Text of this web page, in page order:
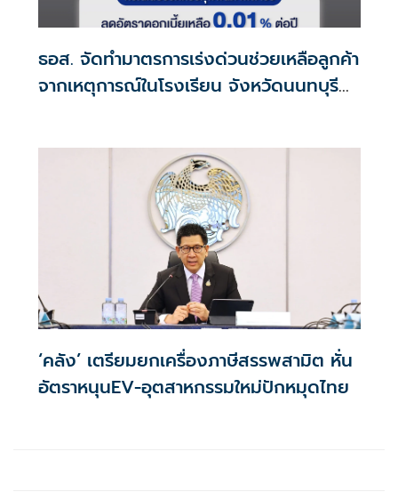
ธอส. จัดทำมาตรการเร่งด่วนช่วยเหลือลูกค้า
จากเหตุการณ์ในโรงเรียน จังหวัดนนทบุรี
‘คลัง’ เตรียมยกเครื่องภาษีสรรพสามิต หั่น
อัตราหนุนEV-อุตสาหกรรมใหม่ปักหมุดไทย